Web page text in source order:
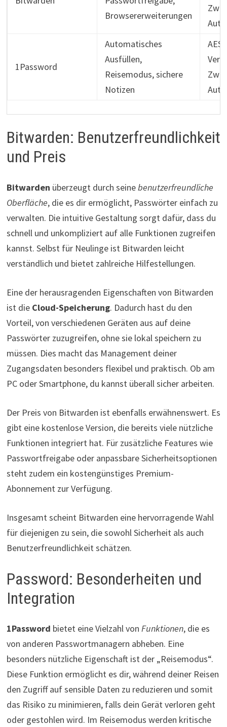
Browsererweiterungen
1Password
Automatisches
Ausfüllen,
Reisemodus, sichere
Notizen
Bitwarden: Benutzerfreundlichkeit
und Preis
Bitwarden überzeugt durch seinebenutzerfreundliche
Oberfläche, die es dir ermöglicht, Passwörter einfach zu
verwalten. Die intuitive Gestaltung sorgt dafür, dass du
schnell und unkompliziert auf alle Funktionen zugreifen
kannst. Selbst für Neulinge ist Bitwarden leicht
verständlich und bietet zahlreiche Hilfestellungen.
Eine der herausragenden Eigenschaften von Bitwarden
ist die Cloud-Speicherung. Dadurch hast du den
Vorteil, von verschiedenen Geräten aus auf deine
Passwörter zuzugreifen, ohne sie lokal speichern zu
müssen. Dies macht das Management deiner
Zugangsdaten besonders flexibel und praktisch. Ob am
PC oder Smartphone, du kannst überall sicher arbeiten.
Der Preis von Bitwarden ist ebenfalls erwähnenswert. Es
gibt eine kostenlose Version, die bereits viele nützliche
Funktionen integriert hat. Für zusätzliche Features wie
Passwortfreigabe oder anpassbare Sicherheitsoptionen
steht zudem ein kostengünstiges Premium-
Abonnement zur Verfügung.
Insgesamt scheint Bitwarden eine hervorragende Wahl
für diejenigen zu sein, die sowohl Sicherheit als auch
Benutzerfreundlichkeit schätzen.
Password: Besonderheiten und
Integration
1Password bietet eine Vielzahl von Funktionen, die es
von anderen Passwortmanagern abheben. Eine
besonders nützliche Eigenschaft ist der „Reisemodus“.
Diese Funktion ermöglicht es dir, während deiner Reisen
den Zugriff auf sensible Daten zu reduzieren und somit
das Risiko zu minimieren, falls dein Gerät verloren geht
oder gestohlen wird. Im Reisemodus werden kritische